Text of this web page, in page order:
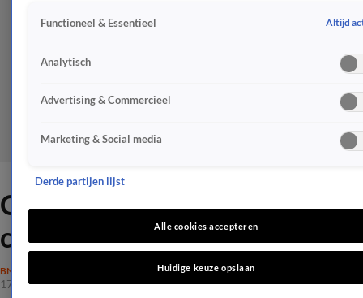
Omroep MAX rouwt om oud-
collega Manuëla Kemp
BN'ERS
17 jan 2025, 10:08
Functioneel & Essentieel Altijd
Analytisch
Advertising & Commercieel
Marketing & Social media
Derde partijen lijst
Alle cookies accepteren
Huidige keuze opslaan